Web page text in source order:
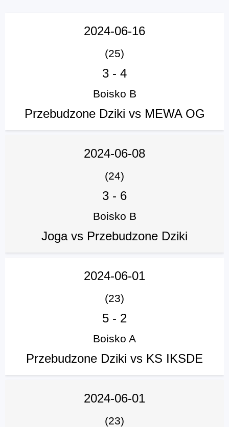
2024-06-16
(25)
3 - 4
Boisko B
Przebudzone Dziki vs MEWA OG
2024-06-08
(24)
3 - 6
Boisko B
Joga vs Przebudzone Dziki
2024-06-01
(23)
5 - 2
Boisko A
Przebudzone Dziki vs KS IKSDE
2024-06-01
(23)